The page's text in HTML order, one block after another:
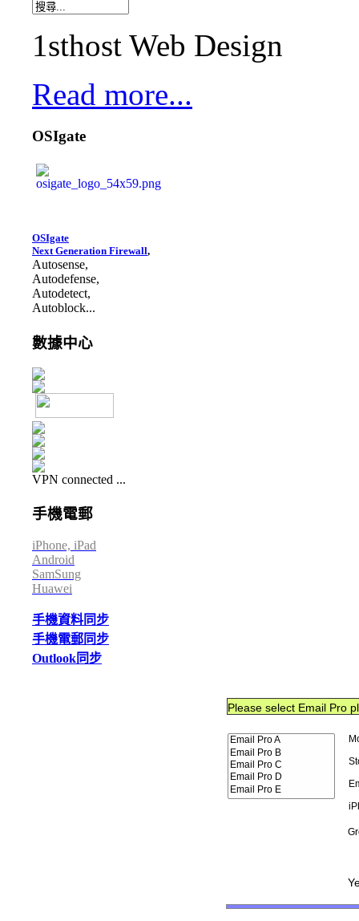
1sthost Web Design
Read more...
OSIgate
OSIgate
Next Generation Firewall,
Autosense,
Autodefense,
Autodetect,
Autoblock...
數據中心
VPN connected ...
手機電郵
iPhone, iPad
Android
SamSung
Huawei
手機資料同步
手機電郵同步
Outlook同步
Please select Email Pro